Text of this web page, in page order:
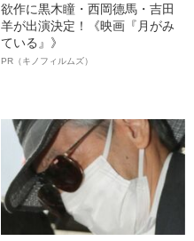
欲作に黒木瞳・西岡德馬・吉田
羊が出演決定！《映画『月がみ
ている』》
PR（キノフィルムズ）